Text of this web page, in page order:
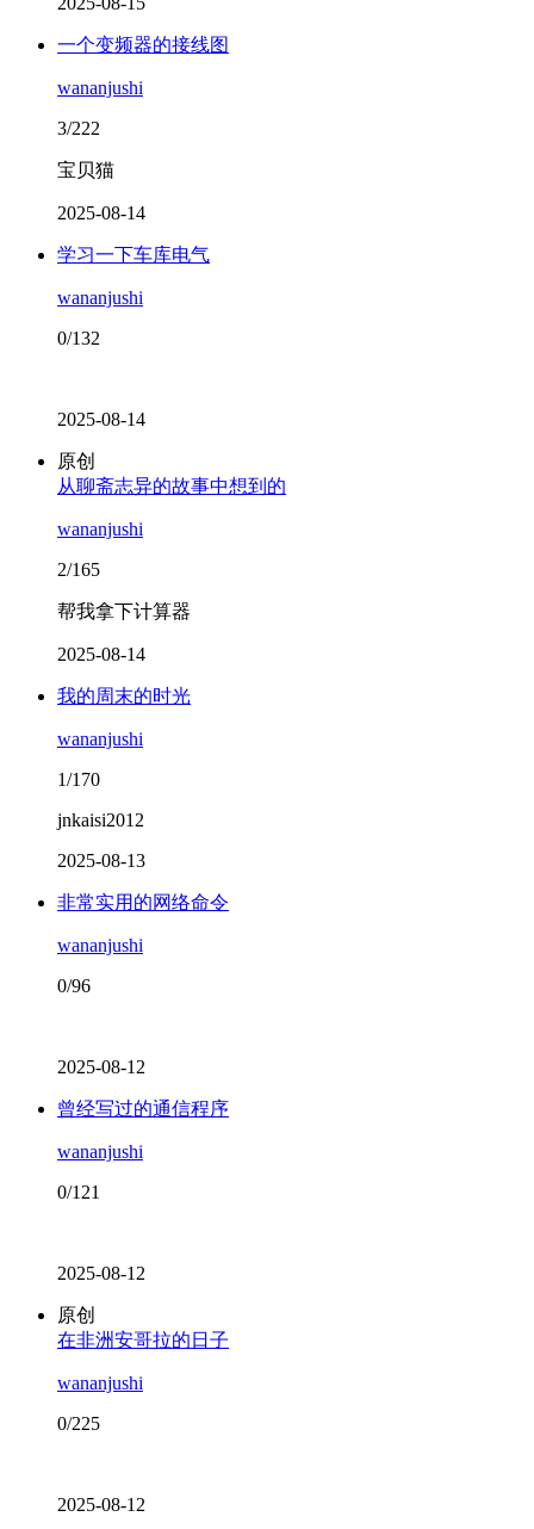
一个变频器的接线图
wananjushi
3/222
宝贝猫
2025-08-14
学习一下车库电气
wananjushi
0/132
2025-08-14
原创
从聊斋志异的故事中想到的
wananjushi
2/165
帮我拿下计算器
2025-08-14
我的周末的时光
wananjushi
1/170
jnkaisi2012
2025-08-13
非常实用的网络命令
wananjushi
0/96
2025-08-12
曾经写过的通信程序
wananjushi
0/121
2025-08-12
原创
在非洲安哥拉的日子
wananjushi
0/225
2025-08-12